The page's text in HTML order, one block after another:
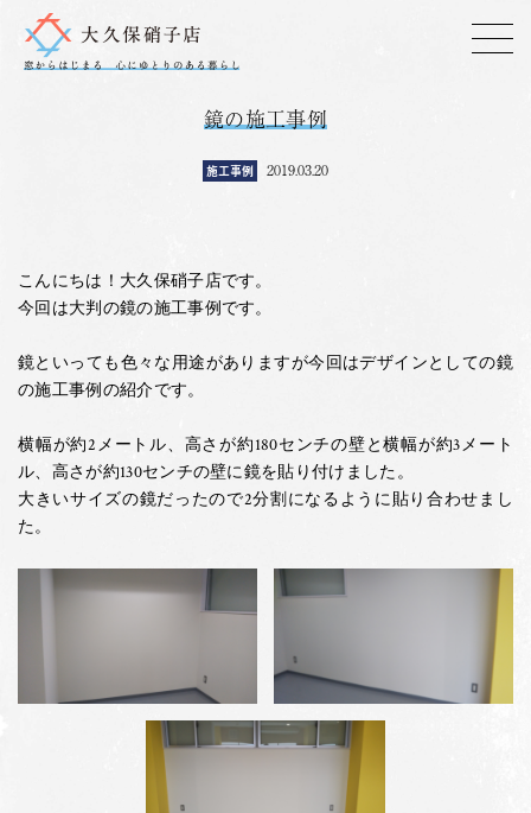
鏡の施工事例
施工事例 2019.03.20
こんにちは！大久保硝子店です。
今回は大判の鏡の施工事例です。
鏡といっても色々な用途がありますが今回はデザインとしての鏡
の施工事例の紹介です。
横幅が約2メートル、高さが約180センチの壁と横幅が約3メート
ル、高さが約130センチの壁に鏡を貼り付けました。
大きいサイズの鏡だったので2分割になるように貼り合わせまし
た。